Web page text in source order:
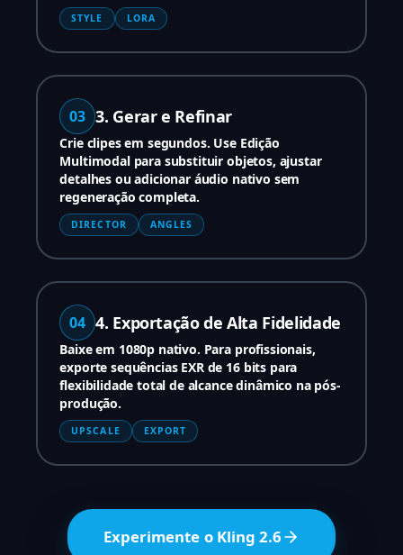
STYLE LORA
03 3. Gerar e Refinar
Crie clipes em segundos. Use Edição
Multimodal para substituir objetos, ajustar
detalhes ou adicionar áudio nativo sem
regeneração completa.
DIRECTOR ANGLES
04 4. Exportação de Alta Fidelidade
Baixe em 1080p nativo. Para profissionais,
exporte sequências EXR de 16 bits para
flexibilidade total de alcance dinâmico na pós-
produção.
UPSCALE EXPORT
Experimente o Kling 2.6